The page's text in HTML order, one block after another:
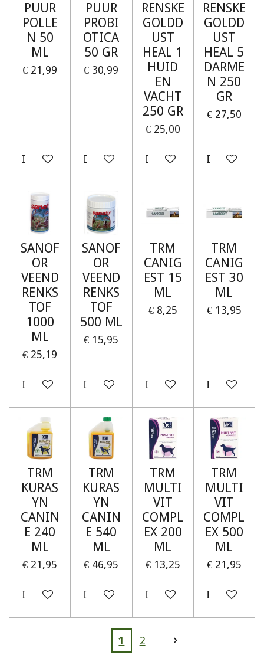
PUUR
POLLE
N 50
ML
€ 21,99
In winkelwagen
PUUR
PROBI
OTICA
50 GR
€ 30,99
In winkelwagen
RENSKE
GOLDD
UST
HEAL 1
HUID
EN
VACHT
250 GR
€ 25,00
In winkelwagen
RENSKE
GOLDD
UST
HEAL 5
DARME
N 250
GR
€ 27,50
In
SANOF
OR
VEEND
RENKS
TOF
1000
ML
€ 25,19
In winkelwagen
SANOF
OR
VEEND
RENKS
TOF
500 ML
€ 15,95
In winkelwagen
TRM
CANIG
EST 15
ML
€ 8,25
In winkelwagen
TRM
CANIG
EST 30
ML
€ 13,95
In
TRM
KURAS
YN
CANIN
E 240
ML
€ 21,95
In winkelwagen
TRM
KURAS
YN
CANIN
E 540
ML
€ 46,95
In winkelwagen
TRM
MULTI
VIT
COMPL
EX 200
ML
€ 13,25
In winkelwagen
TRM
MULTI
VIT
COMPL
EX 500
ML
€ 21,95
In
1 2